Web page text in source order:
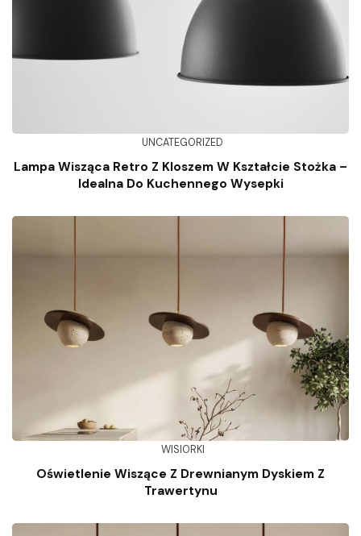
UNCATEGORIZED
Lampa Wisząca Retro Z Kloszem W Kształcie Stożka –
Idealna Do Kuchennego Wysepki
WISIORKI
Oświetlenie Wiszące Z Drewnianym Dyskiem Z
Trawertynu